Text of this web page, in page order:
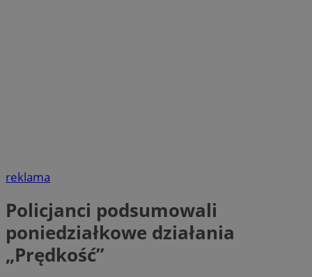
reklama
Policjanci podsumowali
poniedziałkowe działania
„Prędkość”